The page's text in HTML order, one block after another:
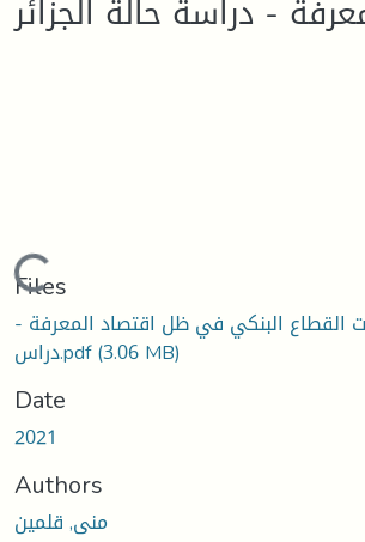
- دراسة حالة الجزائر
Loading...
Files
القطاع البنكي في ظل اقتصاد المعرفة -
دراس.pdf(3.06 MB)
Date
2021
Authors
منى, قلمين